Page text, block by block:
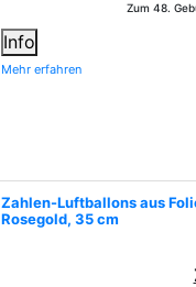
Zum 48.
Info
Mehr erfahren
Zahlen-Luftballons aus
Rosegold, 35 cm